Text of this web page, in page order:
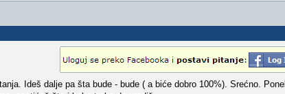
Ideš dalje pa šta bude - bude ( a biće dobro 100%). Srećno.